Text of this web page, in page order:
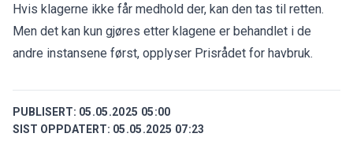
Hvis klagerne ikke får medhold der, kan den tas til retten.
Men det kan kun gjøres etter klagene er behandlet i de
andre instansene først, opplyser Prisrådet for havbruk.
PUBLISERT: 05.05.2025 05:00
SIST OPPDATERT: 05.05.2025 07:23